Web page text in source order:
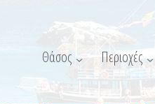
Θάσος Περιοχές